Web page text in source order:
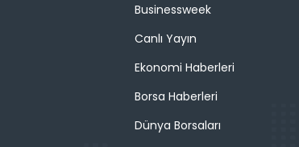
Businessweek
Canlı Yayın
Ekonomi Haberleri
Borsa Haberleri
Dünya Borsaları